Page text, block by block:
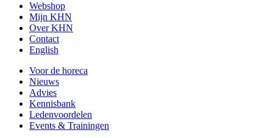
Webshop
Mijn KHN
Over KHN
Contact
English
Voor de horeca
Nieuws
Advies
Kennisbank
Ledenvoordelen
Events & Trainingen